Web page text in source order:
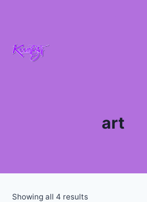
art
Showing all 4 results